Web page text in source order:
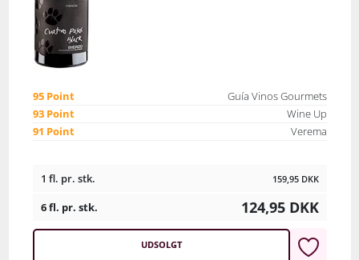
95 Point
Guía Vinos Gourmets
93 Point
Wine Up
91 Point
Verema
1 fl. pr. stk. 159,95 DKK
6 fl. pr. stk. 124,95 DKK
UDSOLGT